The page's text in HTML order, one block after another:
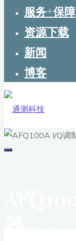
服务+保障
资源下载
新闻
博客